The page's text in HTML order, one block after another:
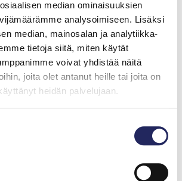
median ominaisuuksien
analysoimiseen. Lisäksi
median, mainosalan ja analytiikka-
tietoja siitä, miten käytät
voivat yhdistää näitä
joita olet antanut heille tai joita on
heidän palvelujaan.
puhdistamon hankkeiden
myös Suomen
Pohjoisen puhdistamon
rahoitti Ruotsin valtion SIDA
Development Co-operation
kokonaiskustannukset Pietarin
valmiiksi vuonna 2009 ja vuonna